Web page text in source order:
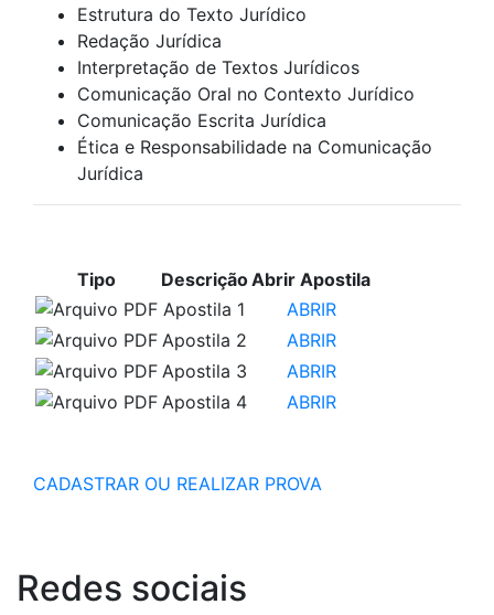
Estrutura do Texto Jurídico
Redação Jurídica
Interpretação de Textos Jurídicos
Comunicação Oral no Contexto Jurídico
Comunicação Escrita Jurídica
Ética e Responsabilidade na Comunicação
Jurídica
Tipo DescriçãoAbrir Apostila
Apostila 1
ABRIR
Apostila 2
ABRIR
Apostila 3
ABRIR
Apostila 4
ABRIR
CADASTRAR OU REALIZAR PROVA
Redes sociais